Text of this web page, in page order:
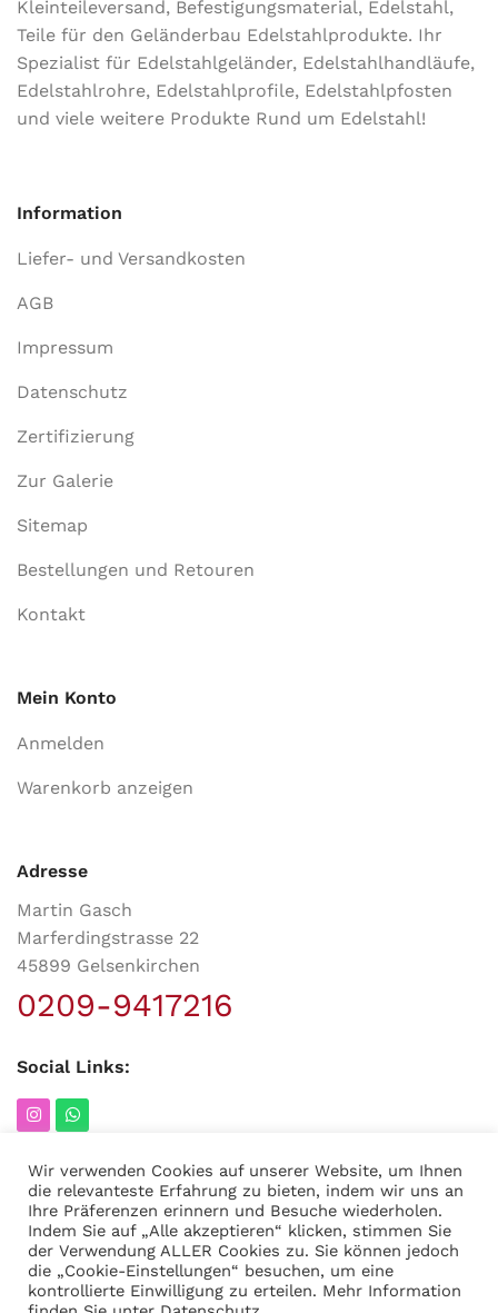
Kleinteileversand, Befestigungsmaterial, Edelstahl,
Teile für den Geländerbau Edelstahlprodukte. Ihr
Spezialist für Edelstahlgeländer, Edelstahlhandläufe,
Edelstahlrohre, Edelstahlprofile, Edelstahlpfosten
und viele weitere Produkte Rund um Edelstahl!
Information
Liefer- und Versandkosten
AGB
Impressum
Datenschutz
Zertifizierung
Zur Galerie
Sitemap
Bestellungen und Retouren
Kontakt
Mein Konto
Anmelden
Warenkorb anzeigen
Adresse
Martin Gasch
Marferdingstrasse 22
45899 Gelsenkirchen
0209-9417216
Social Links:
MODERNER STAHL©2026CREATED BYK6 Medien. Webdesign &
E-Commerce aus Dortmund.
Wir verwenden Cookies auf unserer Website, um Ihnen
die relevanteste Erfahrung zu bieten, indem wir uns an
Ihre Präferenzen erinnern und Besuche wiederholen.
Indem Sie auf „Alle akzeptieren“ klicken, stimmen Sie
der Verwendung ALLER Cookies zu. Sie können jedoch
die „Cookie-Einstellungen“ besuchen, um eine
kontrollierte Einwilligung zu erteilen. Mehr Information